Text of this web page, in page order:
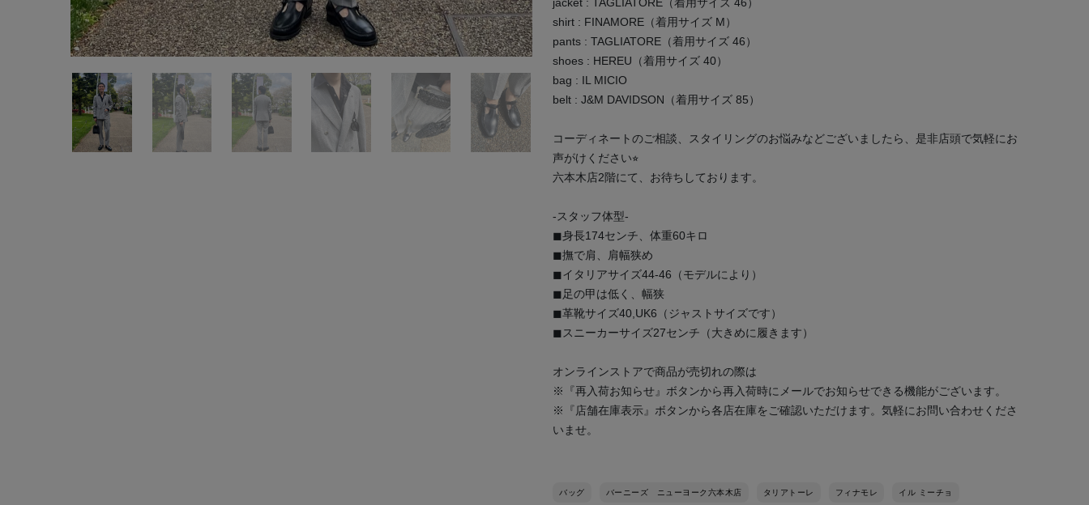
shirt : FINAMORE（着用サイズ M）
pants : TAGLIATORE（着用サイズ 46）
shoes : HEREU（着用サイズ 40）
bag : IL MICIO
belt : J&M DAVIDSON（着用サイズ 85）
コーディネートのご相談、スタイリングのお悩みなどございましたら、是非店頭で気軽にお
声がけください⭐︎
六本木店2階にて、お待ちしております。
-スタッフ体型-
◼︎身長174センチ、体重60キロ
◼︎撫で肩、肩幅狭め
◼︎イタリアサイズ44-46（モデルにより）
◼︎足の甲は低く、幅狭
◼︎革靴サイズ40,UK6（ジャストサイズです）
◼︎スニーカーサイズ27センチ（大きめに履きます）
オンラインストアで商品が売切れの際は
※『再入荷お知らせ』ボタンから再入荷時にメールでお知らせできる機能がございます。
※『店舗在庫表示』ボタンから各店在庫をご確認いただけます。気軽にお問い合わせくださ
いませ。
バッグ バーニーズ ニューヨーク六本木店 タリアトーレ フィナモレ イル ミーチョ